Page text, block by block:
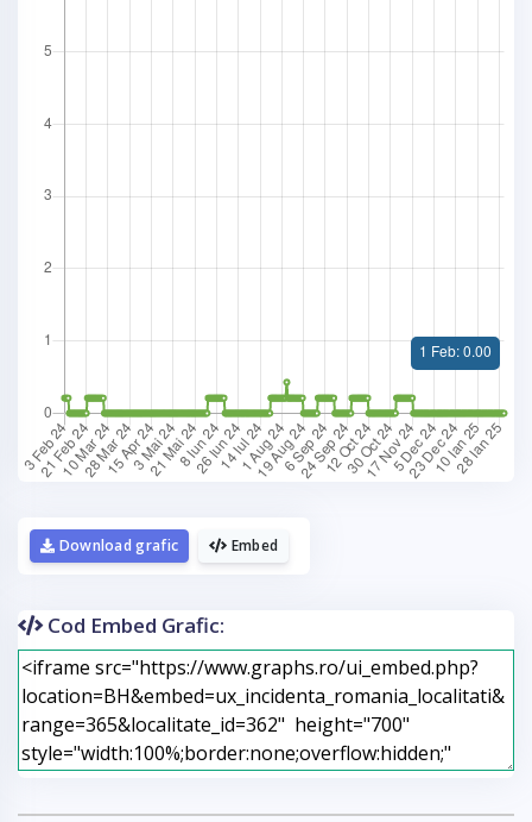
Embed
Download grafic
Cod Embed Grafic: